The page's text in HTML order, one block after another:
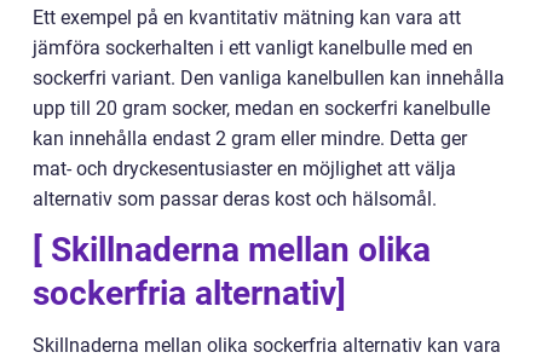
Ett exempel på en kvantitativ mätning kan vara att
jämföra sockerhalten i ett vanligt kanelbulle med en
sockerfri variant. Den vanliga kanelbullen kan innehålla
upp till 20 gram socker, medan en sockerfri kanelbulle
kan innehålla endast 2 gram eller mindre. Detta ger
mat- och dryckesentusiaster en möjlighet att välja
alternativ som passar deras kost och hälsomål.
[ Skillnaderna mellan olika
sockerfria alternativ]
Skillnaderna mellan olika sockerfria alternativ kan vara